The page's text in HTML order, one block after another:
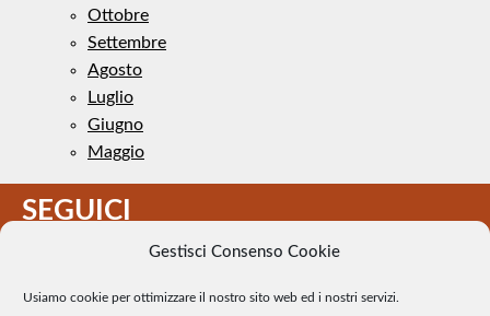
Gestisci Consenso Cookie
Usiamo cookie per ottimizzare il nostro sito web ed i nostri servizi.
Ottobre
Settembre
Agosto
Luglio
Giugno
Maggio
SEGUICI